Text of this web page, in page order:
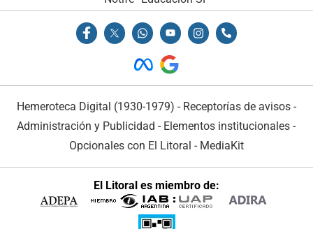
Hemeroteca Digital (1930-1979) - Receptorías de avisos -
Administración y Publicidad - Elementos institucionales -
Opcionales con El Litoral - MediaKit
El Litoral es miembro de: